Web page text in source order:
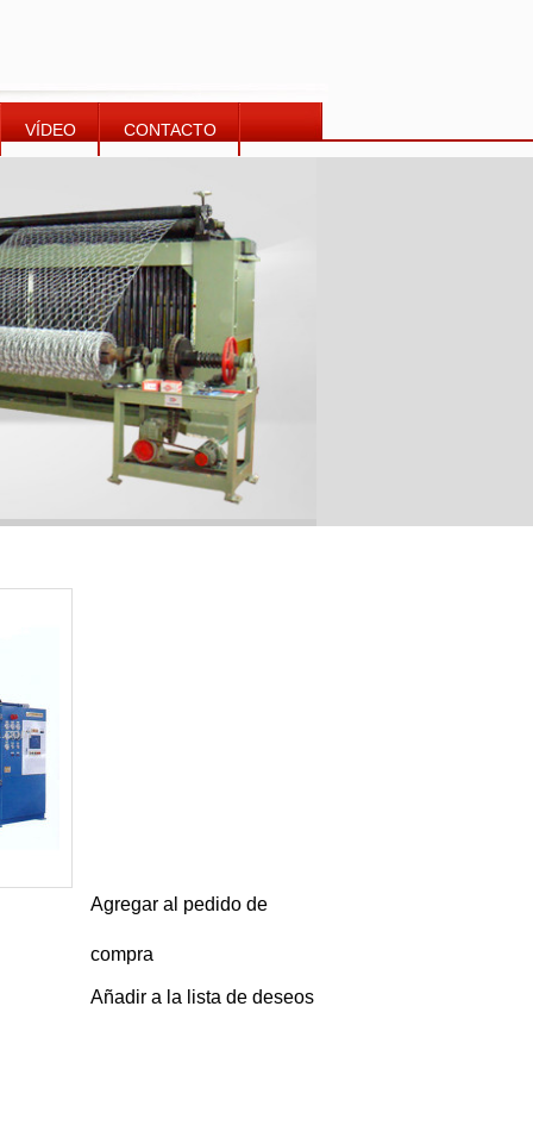
VÍDEO CONTACTO
Agregar al pedido de
compra
Añadir a la lista de deseos